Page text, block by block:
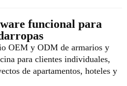
funcional para
OEM y ODM de armarios y
para clientes individuales,
de apartamentos, hoteles y